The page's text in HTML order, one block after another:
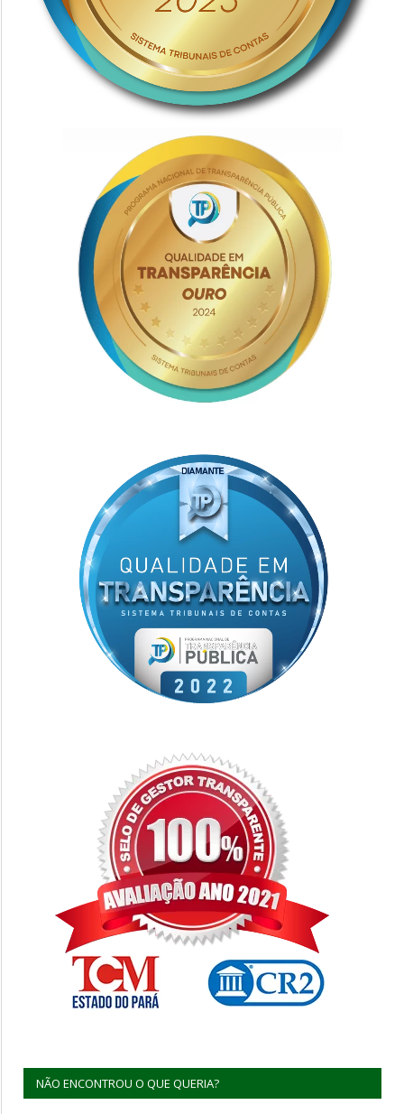
NÃO ENCONTROU O QUE QUERIA?